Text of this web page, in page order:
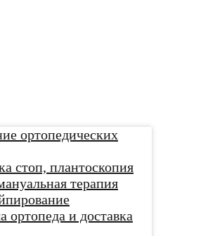
ортопедических
стоп, плантоскопия
терапия
ортопеда и доставка